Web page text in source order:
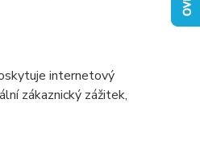
internetový
zákaznický zážitek,